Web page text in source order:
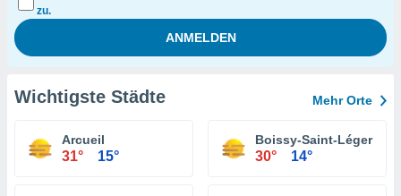
zu.
Wichtigste Städte Mehr Orte
Arcueil
31° 15°
Boissy-Saint-Léger
30° 14°